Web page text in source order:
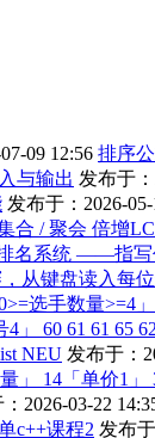
09 12:56 排序
与输出 发布于
发布于：2026-05-
合 / 聚会 倍增
名系统 ——指写
从键盘读入
手数量>=4
60 61 61 65
NEU 发布于：
14「单价1
2026-03-22
c++课程2 发布